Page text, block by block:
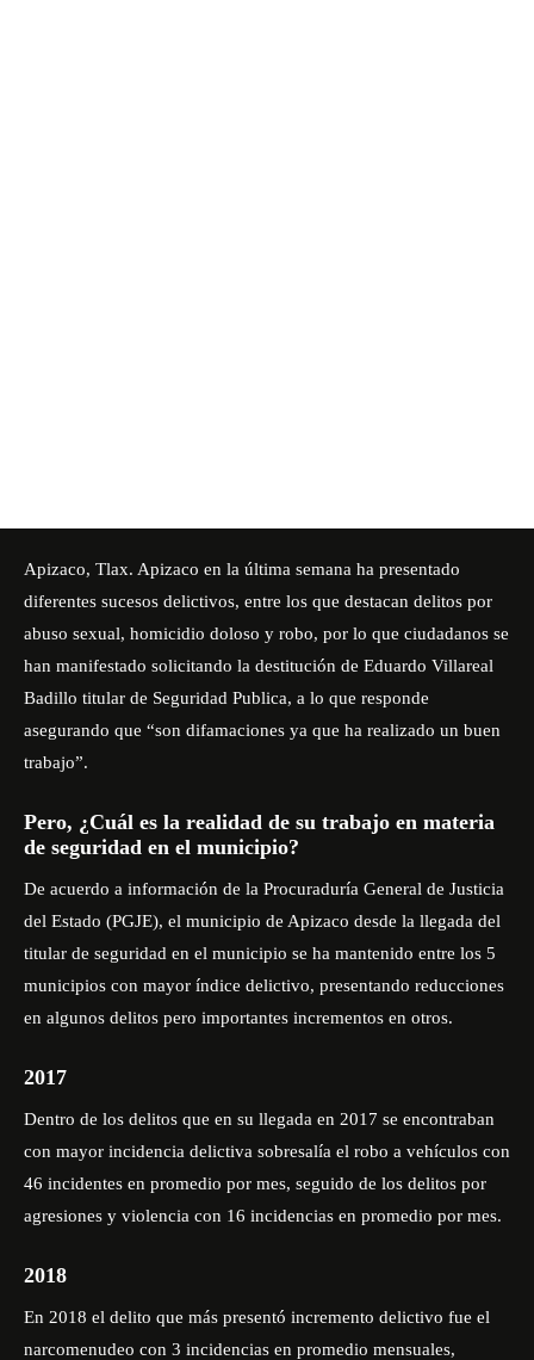
Apizaco, Tlax. Apizaco en la última semana ha presentado
diferentes sucesos delictivos, entre los que destacan delitos por
abuso sexual, homicidio doloso y robo, por lo que ciudadanos se
han manifestado solicitando la destitución de Eduardo Villareal
Badillo titular de Seguridad Publica, a lo que responde
asegurando que “son difamaciones ya que ha realizado un buen
trabajo”.
Pero, ¿Cuál es la realidad de su trabajo en materia
de seguridad en el municipio?
De acuerdo a información de la Procuraduría General de Justicia
del Estado (PGJE), el municipio de Apizaco desde la llegada del
titular de seguridad en el municipio se ha mantenido entre los 5
municipios con mayor índice delictivo, presentando reducciones
en algunos delitos pero importantes incrementos en otros.
2017
Dentro de los delitos que en su llegada en 2017 se encontraban
con mayor incidencia delictiva sobresalía el robo a vehículos con
46 incidentes en promedio por mes, seguido de los delitos por
agresiones y violencia con 16 incidencias en promedio por mes.
2018
En 2018 el delito que más presentó incremento delictivo fue el
narcomenudeo con 3 incidencias en promedio mensuales,